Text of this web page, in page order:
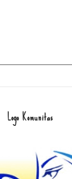
Logo Komunitas